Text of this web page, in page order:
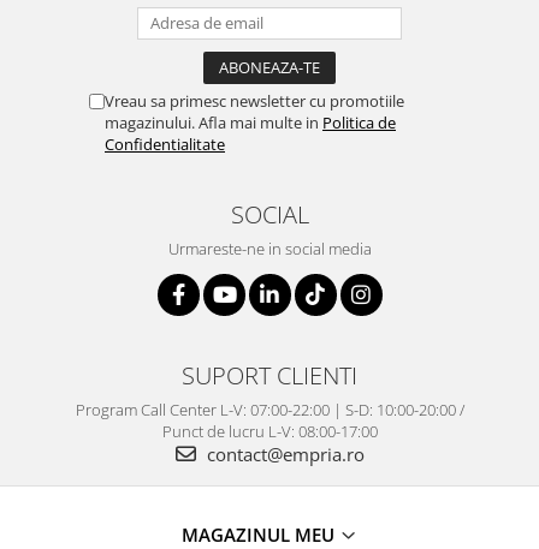
Vreau sa primesc newsletter cu promotiile
magazinului. Afla mai multe in Politica de
Confidentialitate
SOCIAL
Urmareste-ne in social media
SUPORT CLIENTI
Program Call Center L-V: 07:00-22:00 | S-D: 10:00-20:00 /
Punct de lucru L-V: 08:00-17:00
contact@empria.ro
MAGAZINUL MEU